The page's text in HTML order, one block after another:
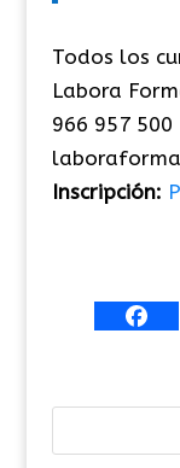
Todos los
Labora
966 957 500
Inscripción: